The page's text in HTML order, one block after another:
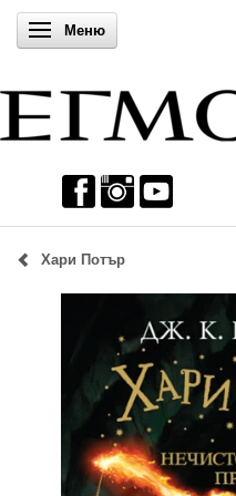
Включи навигацията
Меню
Хари Потър